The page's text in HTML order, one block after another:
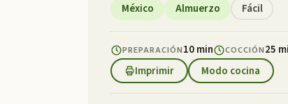
México Almuerzo Fácil
PREPARACIÓN10 min COCCIÓN25
Imprimir
Modo cocina